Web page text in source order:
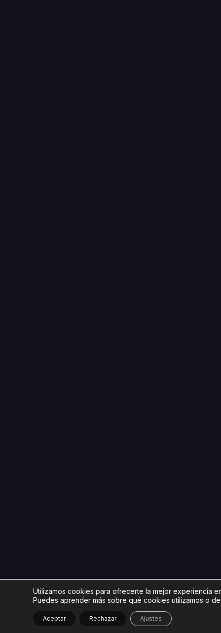
Utilizamos cookies para ofrecerte la mejor experiencia
Puedes aprender más sobre qué cookies utilizamos o
Aceptar Rechazar Ajustes